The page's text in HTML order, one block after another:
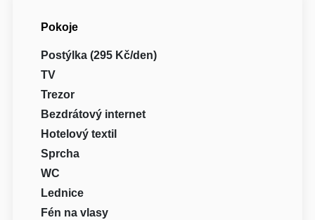
Pokoje
Postýlka (295 Kč/den)
TV
Trezor
Bezdrátový internet
Hotelový textil
Sprcha
WC
Lednice
Fén na vlasy